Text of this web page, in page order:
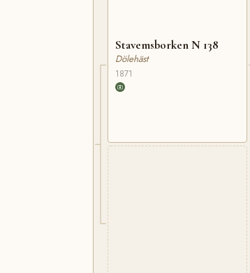
Stavemsborken N 138
Dölehäst
1871